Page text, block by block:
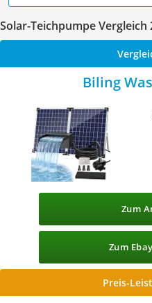
Solar-Teichpumpe Vergleich
Biling
Zum
Zum
Preis-